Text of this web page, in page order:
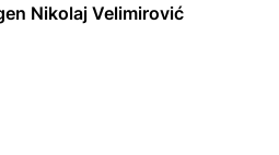
Nikolaj Velimirović